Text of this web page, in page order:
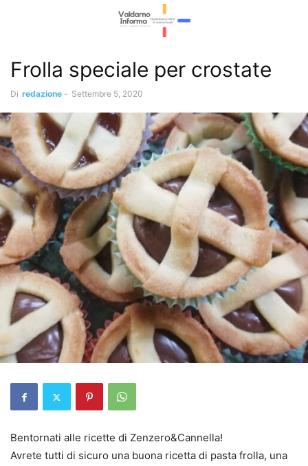
Frolla speciale per crostate
Di redazione - Settembre 5, 2020
Bentornati alle ricette di Zenzero&Cannella!
Avrete tutti di sicuro una buona ricetta di pasta frolla, una